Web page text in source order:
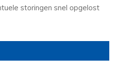
storingen snel opgelost